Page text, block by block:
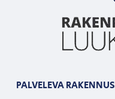
PALVELEVA